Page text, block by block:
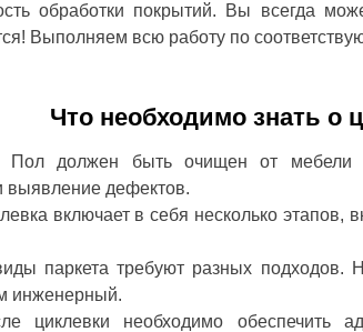
обработки покрытий. Вы всегда
Выполняем всю работу по
Что необходимо знать о
Пол должен быть очищен от мебели
выявление дефектов.
включает в себя несколько
паркета требуют разных подходов.
инженерный.
циклевки необходимо обеспечить